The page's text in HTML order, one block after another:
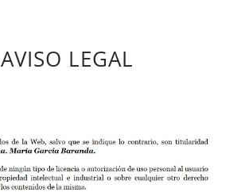
AVISO LEGAL